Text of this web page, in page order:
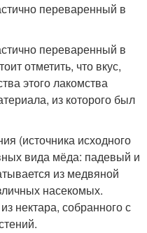
переваренный в
переваренный в
отметить, что вкус,
этого лакомства
из которого был
(источника исходного
вида мёда: падевый и
из медвяной
насекомых.
нектара, собранного с